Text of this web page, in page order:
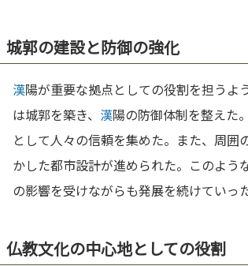
城郭の建設と防御の強化
漢陽が重要な拠点としての役割を担うよ
は城郭を築き、 漢陽の防御体制を整えた
として人々の信頼を集めた。また、周囲
かした都市設計が進められた。このよう
の影響を受けながらも発展を続けていった
仏教文化の中心地としての役割